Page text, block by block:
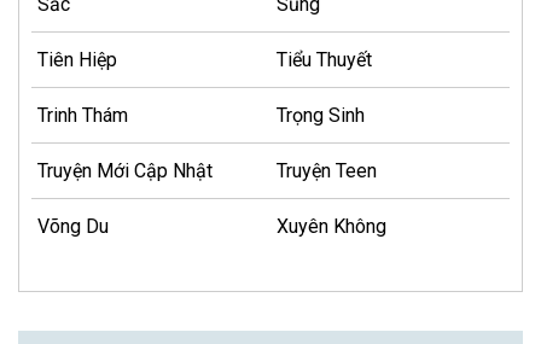
Tiên Hiệp Tiểu Thuyết
Trinh Thám Trọng Sinh
Truyện Mới Cập Nhật Truyện Teen
Võng Du Xuyên Không